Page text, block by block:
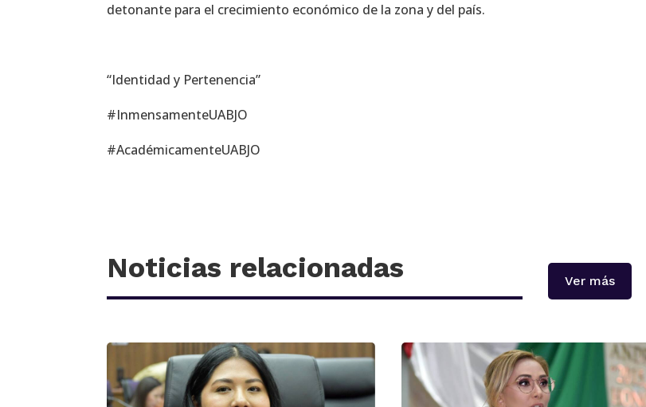
detonante para el crecimiento económico de la zona y del país.
“Identidad y Pertenencia”
#InmensamenteUABJO
#AcadémicamenteUABJO
Noticias relacionadas Ver más